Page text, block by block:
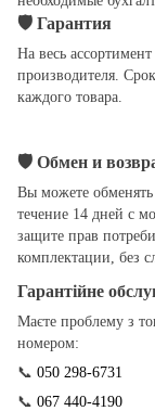
🛡 Гарантия
На весь
производителя.
каждого товара.
🛡 Обмен и
Вы можете обменять
течение 14 дней с
защите прав
комплектации, без
Гарантійне
Маєте проблему з
номером:
📞 050 298-6731
📞 067 440-4190